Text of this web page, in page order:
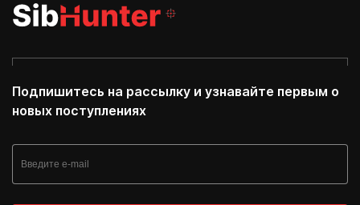
Подпишитесь на рассылку и узнавайте первым о
новых поступлениях